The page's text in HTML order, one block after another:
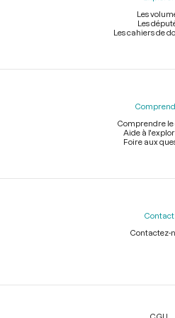
Les
Les
Les cahiers de
Comprendre le
Aide à
Foire aux
Contact
Contactez-
Légal